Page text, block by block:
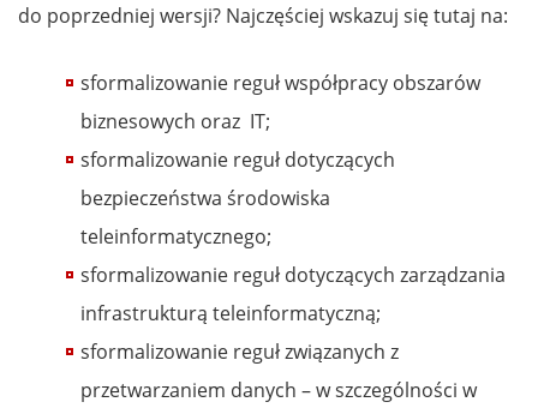
do poprzedniej wersji? Najczęściej wskazuj się tutaj na:
sformalizowanie reguł współpracy obszarów
biznesowych oraz IT;
sformalizowanie reguł dotyczących
bezpieczeństwa środowiska
teleinformatycznego;
sformalizowanie reguł dotyczących zarządzania
infrastrukturą teleinformatyczną;
sformalizowanie reguł związanych z
przetwarzaniem danych – w szczególności w